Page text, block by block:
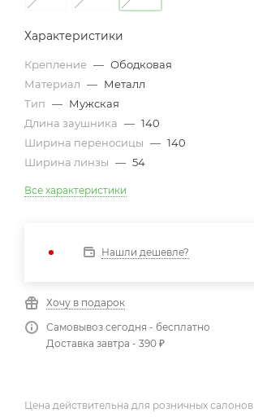
Характеристики
Крепление — Ободковая
Материал — Металл
Тип — Мужская
Длина заушника — 140
Ширина переносицы — 140
Ширина линзы — 54
Все характеристики
Нашли дешевле?
Хочу в подарок
Самовывоз сегодня - бесплатно
Доставка завтра - 390 ₽
Цена действительна для розничных салонов